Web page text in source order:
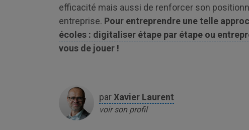
efficacité mais aussi de renforcer son
entreprise. Pour entreprendre une telle
écoles : digitaliser étape par étape ou
vous de jouer !
parXavier Laurent
voir son profil